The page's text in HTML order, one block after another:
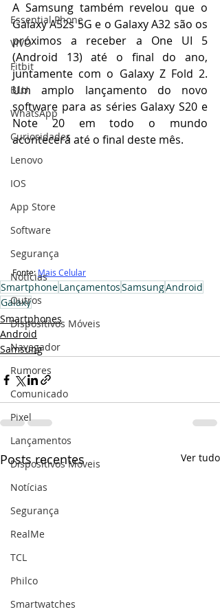
Essential Phone
VIVO
Fitbit
BLU
WhatsApp
Curiosidades
Lenovo
IOS
App Store
Software
Segurança
Notícias
Outros
Dispositivos Móveis
Navegador
Rumores
Comunicado
Pixel
Lançamentos
Dispositivos Móveis
Notícias
Segurança
RealMe
TCL
Philco
Smartwatches
A Samsung também revelou que o
Galaxy A52s 5G e o Galaxy A32 são os
próximos a receber a One UI 5
(Android 13) até o final do ano,
juntamente com o Galaxy Z Fold 2.
Um amplo lançamento do novo
software para as séries Galaxy S20 e
Note 20 em todo o mundo
acontecerá até o final deste mês.
Fonte: Mais Celular
SmartphoneLançamentosSamsungAndroid
Galaxy
Smartphones
Android
Samsung
Posts recentes Ver tudo